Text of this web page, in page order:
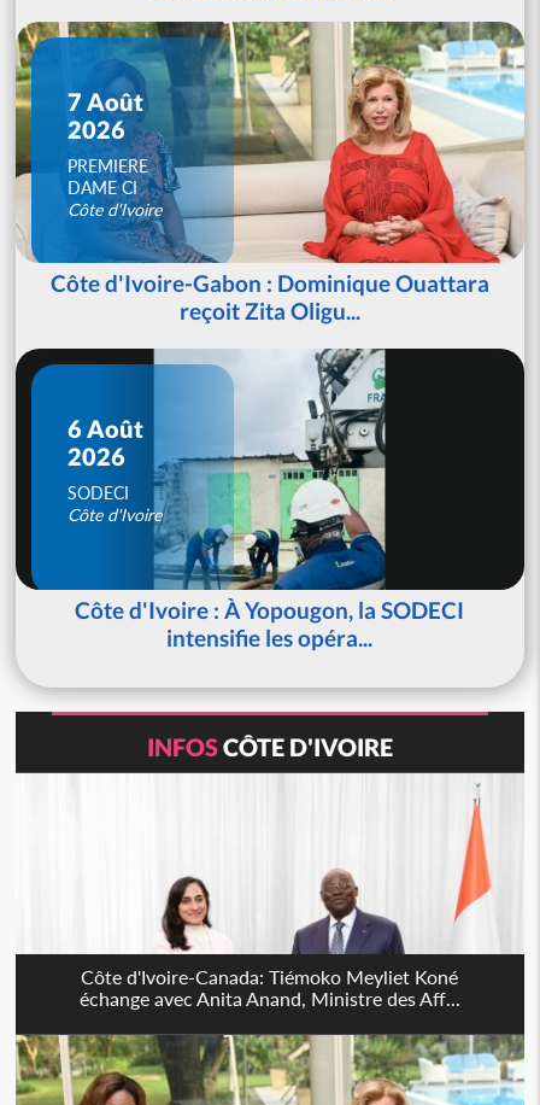
7 Août
2026
PREMIERE
DAME CI
Côte d'Ivoire
Côte d'Ivoire-Gabon : Dominique Ouattara
reçoit Zita Oligu...
6 Août
2026
SODECI
Côte d'Ivoire
Côte d'Ivoire : À Yopougon, la SODECI
intensifie les opéra...
INFOSCÔTE D'IVOIRE
Côte d'Ivoire-Canada: Tiémoko Meyliet Koné
échange avec Anita Anand, Ministre des Aff...